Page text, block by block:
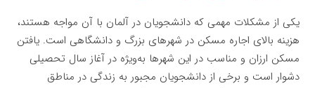
یکی از مشکلات مهمی که دانشجویان در آلمان با آن مواجه هستند،
هزینه بالای اجاره مسکن در شهرهای بزرگ و دانشگاهی است. یافتن
مسکن ارزان و مناسب در این شهرها به‌ویژه در آغاز سال تحصیلی
دشوار است و برخی از دانشجویان مجبور به زندگی در مناطق